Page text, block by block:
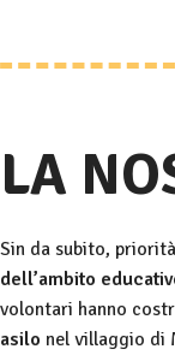
LA
Sin da subito,
dell’ambito
volontari hanno
asilo nel villaggio di